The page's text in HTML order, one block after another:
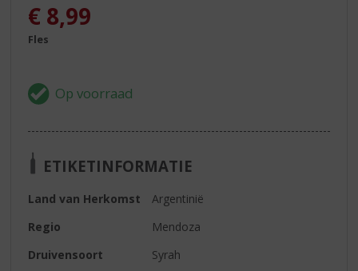
€ 8,99
Fles
ETIKETINFORMATIE
Land van Herkomst
Argentinië
Regio
Mendoza
Druivensoort
Syrah